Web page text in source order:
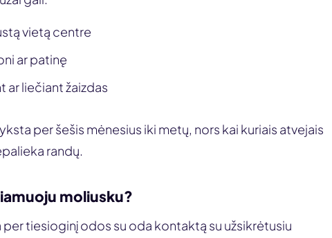
vietą centre
ar patinę
ar liečiant žaizdas
per šešis mėnesius iki metų, nors kai kuriais atvejais
randų.
moliusku?
tiesioginį odos su oda kontaktą su užsikrėtusiu